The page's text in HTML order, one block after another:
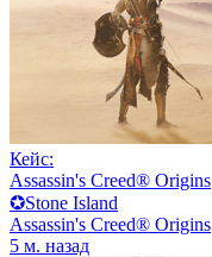
Кейс:
Assassin's Creed® Origins
✪Stone Island
Assassin's Creed® Origins
5 м. назад